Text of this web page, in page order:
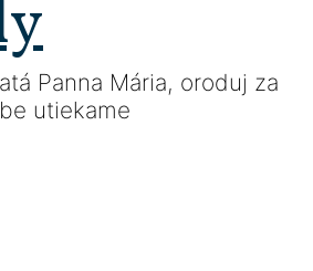
Panna Mária, oroduj za
utiekame